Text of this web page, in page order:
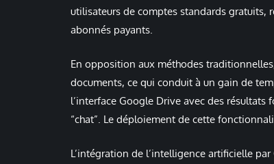
utilisateurs de comptes standards
abonnés payants.
En opposition aux méthodes
documents, ce qui conduit à un gain de
l’interface Google Drive avec des résultats
“chat”. Le déploiement de cette
L’intégration de l’intelligence artificielle